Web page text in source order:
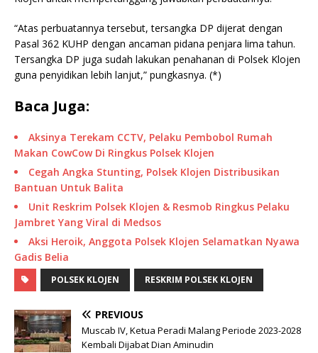
“Atas perbuatannya tersebut, tersangka DP dijerat dengan
Pasal 362 KUHP dengan ancaman pidana penjara lima tahun.
Tersangka DP juga sudah lakukan penahanan di Polsek Klojen
guna penyidikan lebih lanjut,” pungkasnya. (*)
Baca Juga:
Aksinya Terekam CCTV, Pelaku Pembobol Rumah
Makan CowCow Di Ringkus Polsek Klojen
Cegah Angka Stunting, Polsek Klojen Distribusikan
Bantuan Untuk Balita
Unit Reskrim Polsek Klojen & Resmob Ringkus Pelaku
Jambret Yang Viral di Medsos
Aksi Heroik, Anggota Polsek Klojen Selamatkan Nyawa
Gadis Belia
POLSEK KLOJEN RESKRIM POLSEK KLOJEN
PREVIOUS
Muscab IV, Ketua Peradi Malang Periode 2023-2028
Kembali Dijabat Dian Aminudin